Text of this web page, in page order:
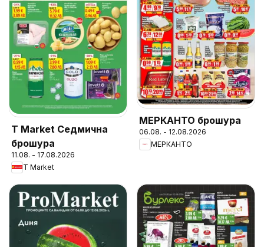
T Market Седмична
брошура
11.08. - 17.08.2026
T Market
МЕРКАНТО брошура
06.08. - 12.08.2026
МЕРКАНТО